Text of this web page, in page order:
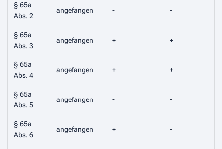
§ 65a
Abs. 2
angefangen - -
§ 65a
Abs. 3
angefangen + +
§ 65a
Abs. 4
angefangen + +
§ 65a
Abs. 5
angefangen - -
§ 65a
Abs. 6
angefangen + -